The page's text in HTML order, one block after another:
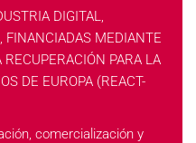
DIGITAL,
FINANCIADAS MEDIANTE
PARA LA
DE EUROPA (REACT-
comercialización y